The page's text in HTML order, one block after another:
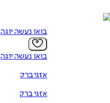
בואו נעשה יוגה
בואו נעשה יוגה
אזגי ברק
אזגי ברק